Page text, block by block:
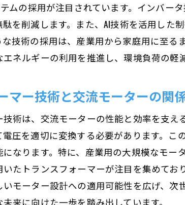
交流モータ
小型化によ
効率化技術
デジタル技
精密制御に
制御技術の
デジタル制
交流モータ
デジタル技
ムの採用が注目されています。インバー
駄を削減します。また、AI技術を活用し
技術の採用は、産業用から家庭用に至
ネルギーの利用を推進し、環境負荷の軽
マー技術と交流モーターの関
技術は、交流モーターの性能と効率を支
電圧を適切に変換する必要があります。
なります。特に、産業用の大規模なモ
たトランスフォーマーが注目を集めて
モーター設計への適用可能性を広げ、
来に向けた一歩を踏み出しています。